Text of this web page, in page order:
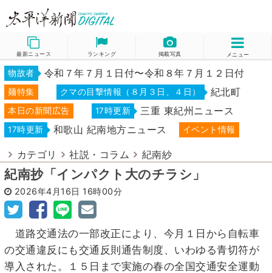
最新ニュース ランキング 掲載写真 メニュー
物故者 令和７年７月１日付〜令和８年７月１２日付
麺特集 クマの目撃情報（８月３日、４日） 紀北町
本日の新聞広告 17時更新 三重 東紀州ニュース
17時更新 和歌山 紀南地方ニュース イベント情報
カテゴリ 社説・コラム 紀南紗
紀南抄「インパクト大のチラシ」
2026年4月16日 16時00分
道路交通法の一部改正により、今月１日から自転車
の交通違反にも交通反則通告制度、いわゆる青切符が
導入された。１５日まで実施の春の全国交通安全運動